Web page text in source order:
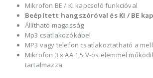
Mikrofon BE / KI kapcsoló funkcióval
Beépített hangszóróval és KI / BE
Állítható magasság
Mp3 csatlakozókábel
MP3 vagy telefon csatlakoztatható a
Mikrofon 3 x AA 1,5 V-os elemmel
tartalmazza